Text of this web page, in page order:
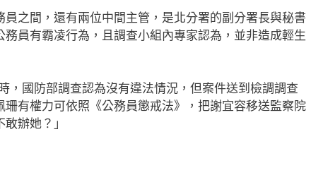
之間，還有兩位中間主管，是北分署的副分署長與秘書
員有霸凌行為，且調查小組內專家認為，並非造成輕生
，國防部調查認為沒有違法情況，但案件送到檢調調查
有權力可依照《公務員懲戒法》，把謝宜容移送監察院
辦她？」